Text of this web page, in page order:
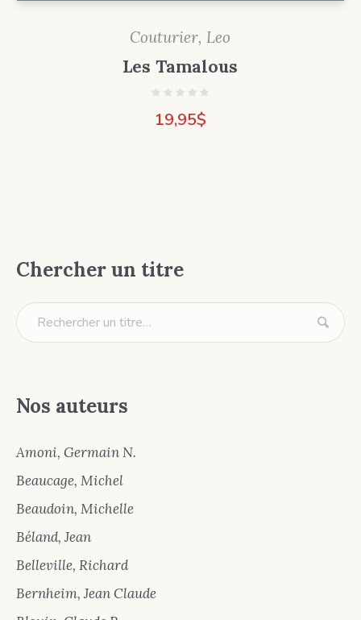
Couturier, Leo
Les Tamalous
19,95$
Chercher un titre
Nos auteurs
Amoni, Germain N.
Beaucage, Michel
Beaudoin, Michelle
Béland, Jean
Belleville, Richard
Bernheim, Jean Claude